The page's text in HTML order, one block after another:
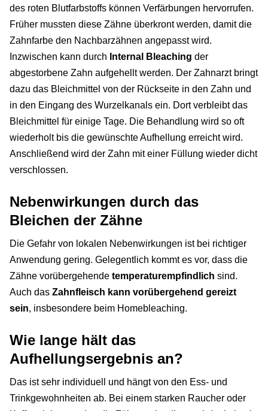
des roten Blutfarbstoffs können Verfärbungen hervorrufen.
Früher mussten diese Zähne überkront werden, damit die
Zahnfarbe den Nachbarzähnen angepasst wird.
Inzwischen kann durch Internal Bleaching der
abgestorbene Zahn aufgehellt werden. Der Zahnarzt bringt
dazu das Bleichmittel von der Rückseite in den Zahn und
in den Eingang des Wurzelkanals ein. Dort verbleibt das
Bleichmittel für einige Tage. Die Behandlung wird so oft
wiederholt bis die gewünschte Aufhellung erreicht wird.
Anschließend wird der Zahn mit einer Füllung wieder dicht
verschlossen.
Nebenwirkungen durch das
Bleichen der Zähne
Die Gefahr von lokalen Nebenwirkungen ist bei richtiger
Anwendung gering. Gelegentlich kommt es vor, dass die
Zähne vorübergehende temperaturempfindlich sind.
Auch das Zahnfleisch kann vorübergehend gereizt
sein, insbesondere beim Homebleaching.
Wie lange hält das
Aufhellungsergebnis an?
Das ist sehr individuell und hängt von den Ess- und
Trinkgewohnheiten ab. Bei einem starken Raucher oder